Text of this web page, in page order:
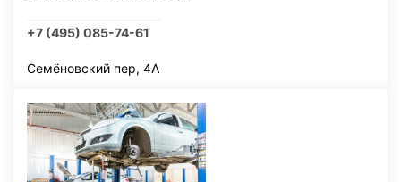
+7 (495) 085-74-61
Семёновский пер, 4А